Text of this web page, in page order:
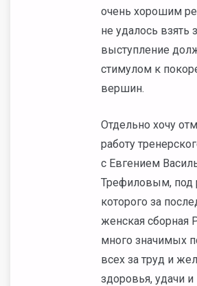
очень хорошим
не удалось взять
выступление
стимулом к
вершин.
Отдельно хочу
работу
с Евгением
Трефиловым, под
которого за
женская сборная
много значимых
всех за труд и
здоровья, удачи